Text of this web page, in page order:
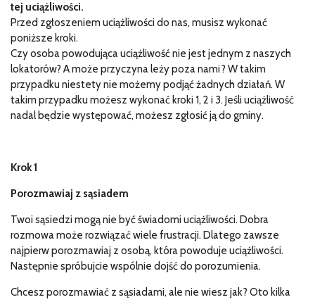
tej uciążliwości.
Przed zgłoszeniem uciążliwości do nas, musisz wykonać
poniższe kroki.
Czy osoba powodująca uciążliwość nie jest jednym z naszych
lokatorów? A może przyczyna leży poza nami? W takim
przypadku niestety nie możemy podjąć żadnych działań. W
takim przypadku możesz wykonać kroki 1, 2 i 3. Jeśli uciążliwość
nadal będzie występować, możesz zgłosić ją do gminy.
Krok 1
Porozmawiaj z sąsiadem
Twoi sąsiedzi mogą nie być świadomi uciążliwości. Dobra
rozmowa może rozwiązać wiele frustracji. Dlatego zawsze
najpierw porozmawiaj z osobą, która powoduje uciążliwości.
Następnie spróbujcie wspólnie dojść do porozumienia.
Chcesz porozmawiać z sąsiadami, ale nie wiesz jak? Oto kilka